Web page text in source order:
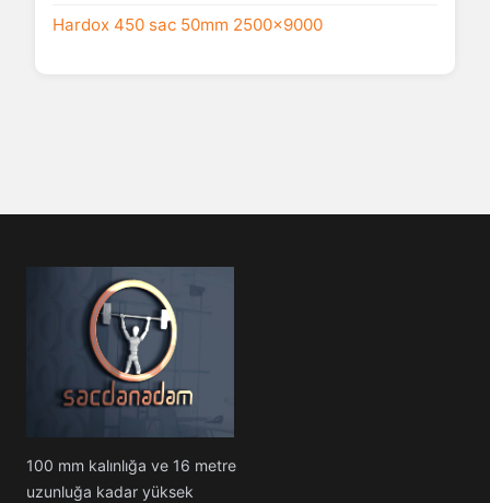
Hardox 450 sac 50mm 2500x9000
100 mm kalınlığa ve 16 metre
uzunluğa kadar yüksek